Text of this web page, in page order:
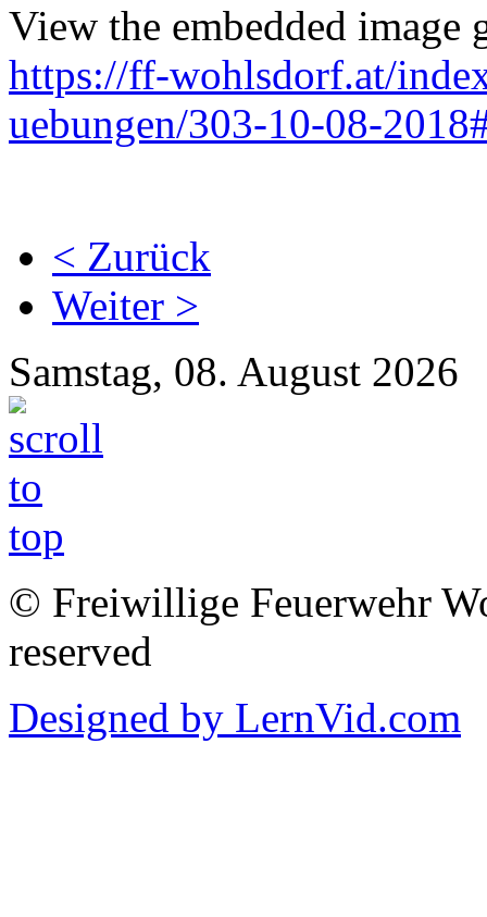
View the embedded image
https://ff-wohlsdorf.at/
uebungen/303-10-08-
< Zurück
Weiter >
Samstag, 08. August 2026
© Freiwillige Feuerwehr
reserved
Designed by LernVid.com